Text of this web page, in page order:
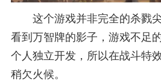
这个游戏并非完全的杀戮
看到万智牌的影子，游戏不足
个人 独立开发，所以在战斗特
稍欠火候。